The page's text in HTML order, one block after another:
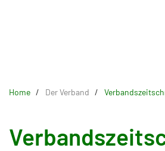
Home Der Verband